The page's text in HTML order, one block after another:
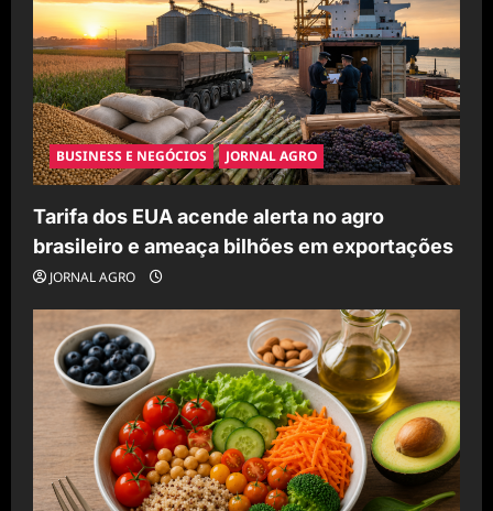
BUSINESS E NEGÓCIOS JORNAL AGRO
Tarifa dos EUA acende alerta no agro
brasileiro e ameaça bilhões em exportações
JORNAL AGRO